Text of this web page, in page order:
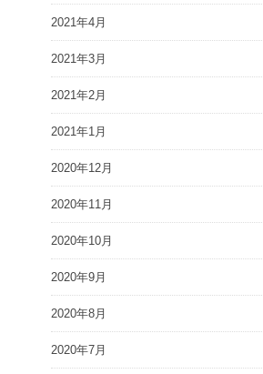
2021年4月
2021年3月
2021年2月
2021年1月
2020年12月
2020年11月
2020年10月
2020年9月
2020年8月
2020年7月